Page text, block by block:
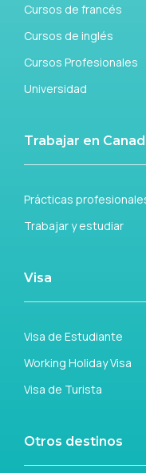
Cursos de francés
Cursos de inglés
Cursos Profesionales
Universidad
Trabajar en
Prácticas
Trabajar y estudiar
Visa
Visa de Estudiante
Working Holiday Visa
Visa de Turista
Otros destinos